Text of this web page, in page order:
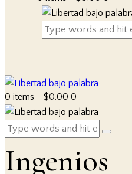
0 items - $0.00 0
Ingenios